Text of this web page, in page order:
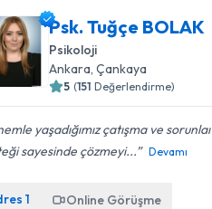
Psk. Tuğçe BOLAK
Psikoloji
Ankara, Çankaya
5 (151 Değerlendirme)
yaşadığımız çatışma ve
sayesinde çözmeyi...
Devamı
1 Online Görüşme